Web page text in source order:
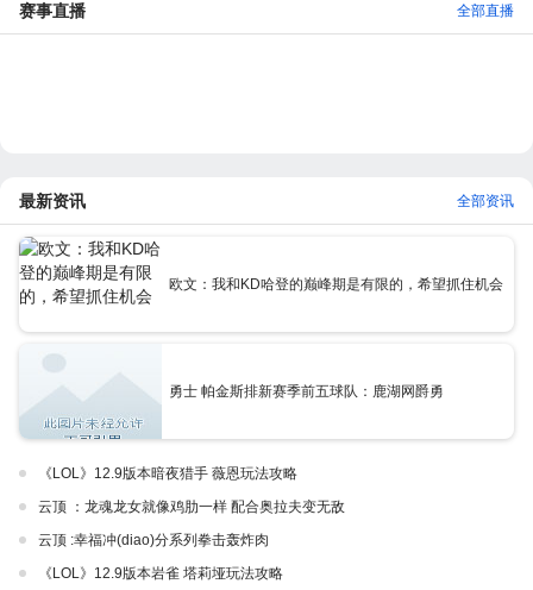
赛事直播 全部直播
最新资讯 全部资讯
欧文：我和KD哈登的巅峰期是有限的，希望抓住机会
勇士 帕金斯排新赛季前五球队：鹿湖网爵勇
《LOL》12.9版本暗夜猎手 薇恩玩法攻略
云顶 ：龙魂龙女就像鸡肋一样 配合奥拉夫变无敌
云顶 :幸福冲(diao)分系列拳击轰炸肉
《LOL》12.9版本岩雀 塔莉垭玩法攻略